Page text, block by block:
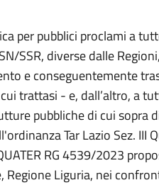
per pubblici proclami a
SSR, diverse dalle
e conseguentemente
trattasi - e, dall’altro, a
pubbliche di cui sopra
Tar Lazio Sez.
RG 4539/2023
Regione Liguria, nei